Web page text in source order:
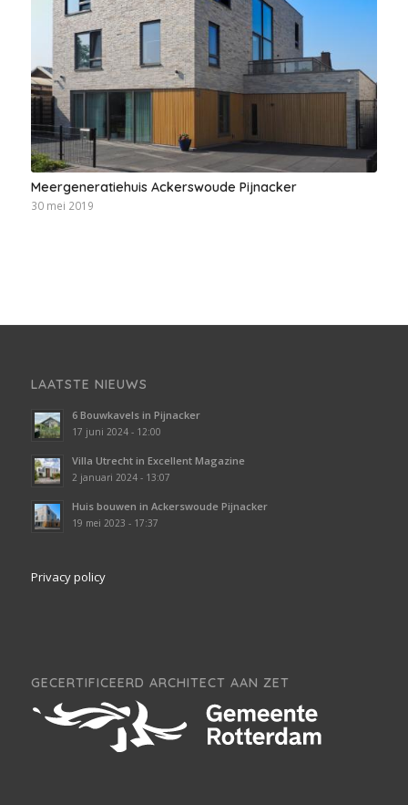
Meergeneratiehuis Ackerswoude Pijnacker
30 mei 2019
LAATSTE NIEUWS
6 Bouwkavels in Pijnacker
17 juni 2024 - 12:00
Villa Utrecht in Excellent Magazine
2 januari 2024 - 13:07
Huis bouwen in Ackerswoude Pijnacker
19 mei 2023 - 17:37
Privacy policy
GECERTIFICEERD ARCHITECT AAN ZET